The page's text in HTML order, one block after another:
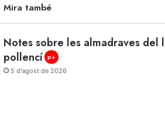
Mira també
Notes sobre les almadraves del
pollencí p+
5 d'agost de 2026